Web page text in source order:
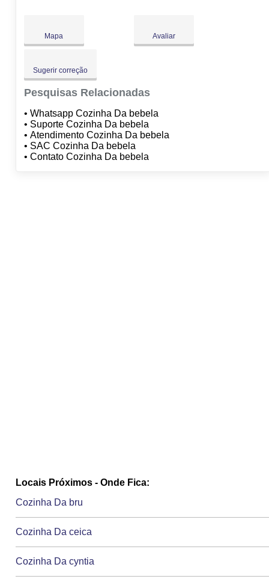
Mapa Avaliar
Sugerir correção
Pesquisas Relacionadas
• Whatsapp Cozinha Da bebela
• Suporte Cozinha Da bebela
• Atendimento Cozinha Da bebela
• SAC Cozinha Da bebela
• Contato Cozinha Da bebela
Locais Próximos - Onde Fica:
Cozinha Da bru
Cozinha Da ceica
Cozinha Da cyntia